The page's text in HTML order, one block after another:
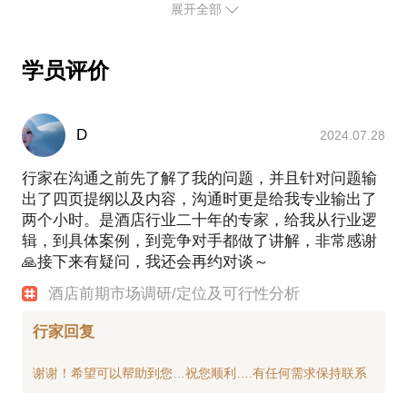
展开全部
学员评价
D 2024.07.28
行家在沟通之前先了解了我的问题，并且针对问题输
出了四页提纲以及内容，沟通时更是给我专业输出了
两个小时。是酒店行业二十年的专家，给我从行业逻
辑，到具体案例，到竞争对手都做了讲解，非常感谢
🙏接下来有疑问，我还会再约对谈～
酒店前期市场调研/定位及可行性分析
行家回复